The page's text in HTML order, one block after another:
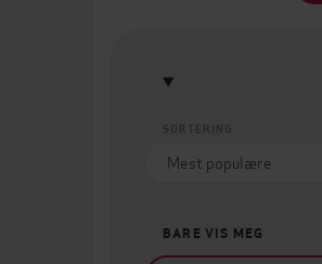
BARE VIS MEG